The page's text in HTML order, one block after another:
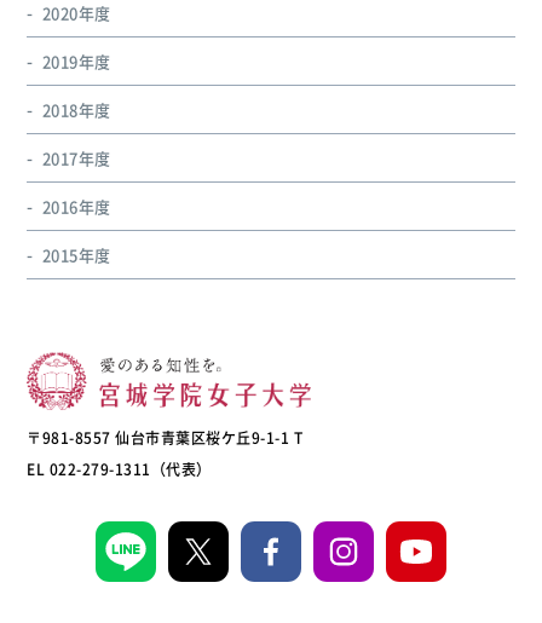
2020年度
2019年度
2018年度
2017年度
2016年度
2015年度
〒981-8557 仙台市青葉区桜ケ丘9-1-1 T
EL 022-279-1311（代表）